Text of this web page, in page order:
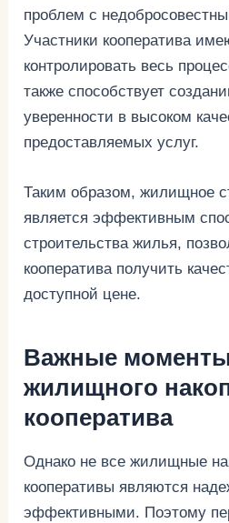
проблем с
Участники кооператива
контролировать весь
также способствует
уверенности в высоком
предоставляемых услуг.
Таким образом, жилищное
является эффективным
строительства жилья,
кооператива получить
доступной цене.
Важные
жилищного
кооператива
Однако не все жилищные
кооперативы являются
эффективными. Поэтому